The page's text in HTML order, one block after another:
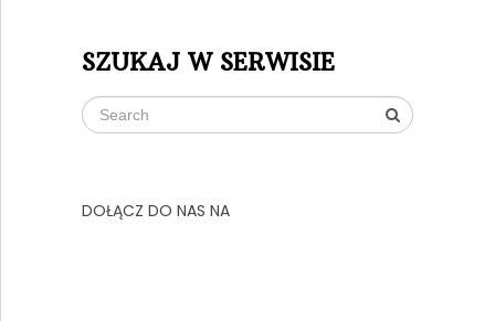
SZUKAJ W SERWISIE
DOŁĄCZ DO NAS NA